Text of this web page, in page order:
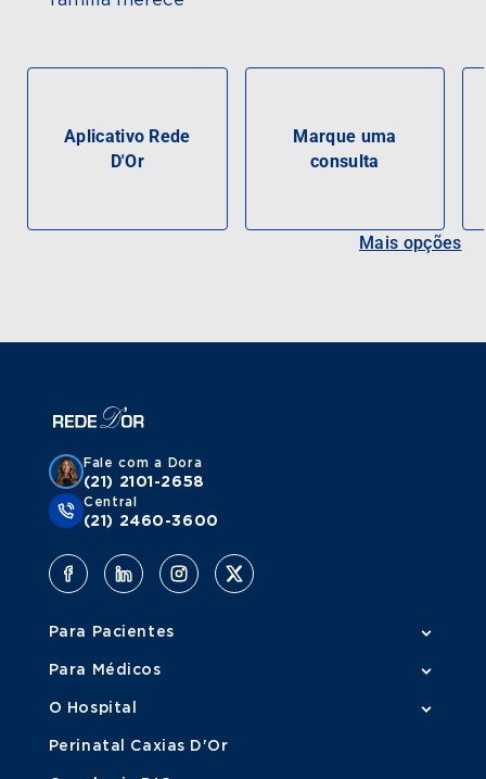
Aplicativo Rede
D'Or
Marque uma
consulta
Mais opções
Fale com a Dora
(21) 2101-2658
Central
(21) 2460-3600
Para Pacientes
Para Médicos
O Hospital
Perinatal Caxias D'Or